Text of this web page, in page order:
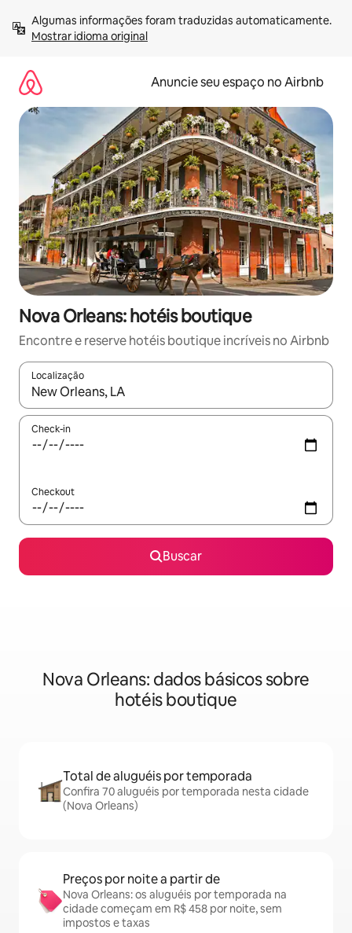
para
Mostrar idioma original
Anuncie seu espaço no Airbnb
Nova Orleans: hotéis boutique
Encontre e reserve hotéis boutique incríveis no Airbnb
Localização
Quando os resultados estiverem disponíveis, explore-os
Check-in
Checkout
Buscar
Nova Orleans: dados básicos sobre
hotéis boutique
Total de aluguéis por temporada
Confira 70 aluguéis por temporada nesta cidade
(Nova Orleans)
Preços por noite a partir de
Nova Orleans: os aluguéis por temporada na
cidade começam em R$ 458 por noite, sem
impostos e taxas